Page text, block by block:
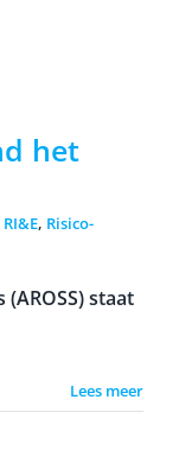
het
RI&E, Risico-
staat
Lees meer